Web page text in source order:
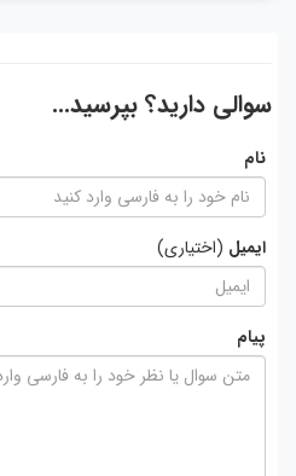
سوالی دارید؟ بپرسید...
نام
ایمیل (اختیاری)
پیام